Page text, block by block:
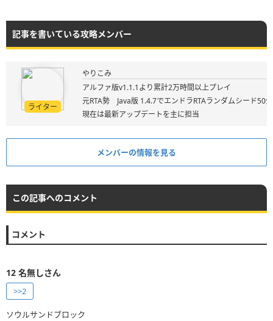
記事を書いている攻略メンバー
ライター
やりこみ
アルファ版v1.1.1より累計2万時間以上プレイ
元RTA勢 Java版 1.4.7でエンドラRTAランダムシード50
現在は最新アップデートを主に担当
メンバーの情報を見る
この記事へのコメント
コメント
12 名無しさん
>>2
ソウルサンドブロック